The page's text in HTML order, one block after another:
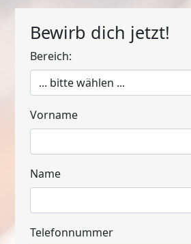
Bewirb dich jetzt!
Bereich:
Vorname
Name
Telefonnummer